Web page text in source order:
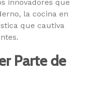
innovadores que
la cocina en
que cautiva
Parte de